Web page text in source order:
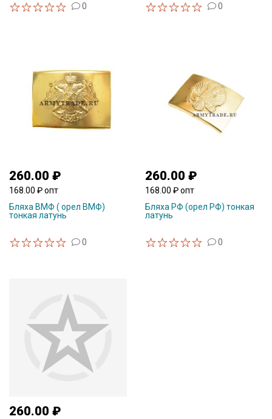
0 0
260.00 ₽
168.00 ₽ опт
Бляха ВМФ ( орел ВМФ)
тонкая латунь
0
260.00 ₽
168.00 ₽ опт
Бляха РФ (орел РФ) тонкая
латунь
0
260.00 ₽